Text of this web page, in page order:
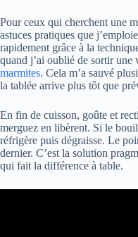
Pour ceux qui cherchent une
astuces pratiques que
rapidement grâce à la
quand j’ai oublié de sortir une
marmites. Cela m’a sauvé
la tablée arrive plus tôt que
En fin de cuisson, goûte et
merguez en libèrent. Si le
réfrigère puis dégraisse. Le
dernier. C’est la solution
qui fait la différence à table.